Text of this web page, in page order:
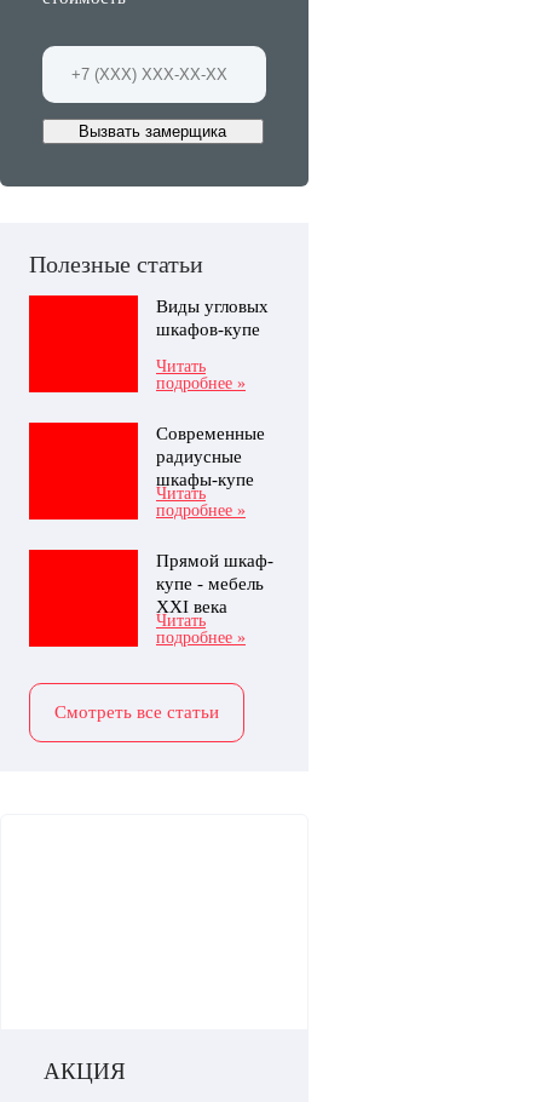
Вызвать замерщика
Полезные статьи
Виды угловых
шкафов-купе
Читать
подробнее »
Современные
радиусные
шкафы-купе
Читать
подробнее »
Прямой шкаф-
купе - мебель
XXI века
Читать
подробнее »
Смотреть все статьи
АКЦИЯ